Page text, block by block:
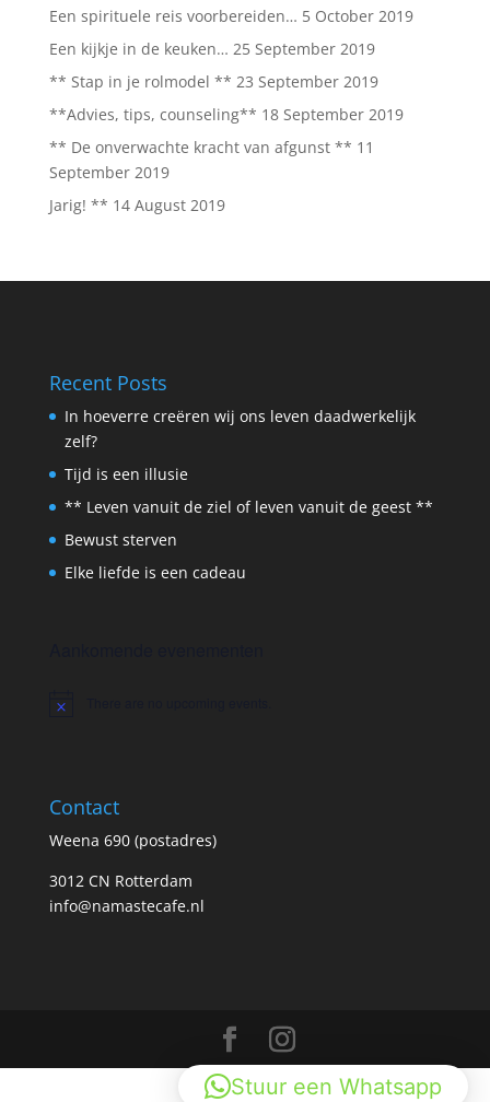
Een spirituele reis voorbereiden… 5 October 2019
Een kijkje in de keuken… 25 September 2019
** Stap in je rolmodel ** 23 September 2019
**Advies, tips, counseling** 18 September 2019
** De onverwachte kracht van afgunst ** 11
September 2019
Jarig! ** 14 August 2019
Recent Posts
In hoeverre creëren wij ons leven daadwerkelijk
zelf?
Tijd is een illusie
** Leven vanuit de ziel of leven vanuit de geest **
Bewust sterven
Elke liefde is een cadeau
Notice
Contact
Weena 690 (postadres)
3012 CN Rotterdam
info@namastecafe.nl
Stuur een Whatsapp